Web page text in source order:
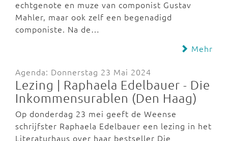
echtgenote en muze van componist Gustav
Mahler, maar ook zelf een begenadigd
componiste. Na de…
Mehr
Agenda: Donnerstag 23 Mai 2024
Lezing | Raphaela Edelbauer - Die
Inkommensurablen (Den Haag)
Op donderdag 23 mei geeft de Weense
schrijfster Raphaela Edelbauer een lezing in het
Literaturhaus over haar bestseller Die